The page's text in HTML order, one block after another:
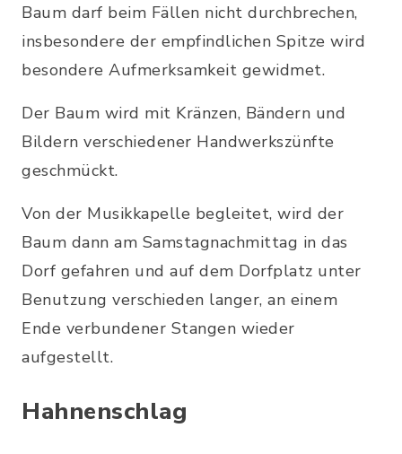
Baum darf beim Fällen nicht durchbrechen,
insbesondere der empfindlichen Spitze wird
besondere Aufmerksamkeit gewidmet.
Der Baum wird mit Kränzen, Bändern und
Bildern verschiedener Handwerkszünfte
geschmückt.
Von der Musikkapelle begleitet, wird der
Baum dann am Samstagnachmittag in das
Dorf gefahren und auf dem Dorfplatz unter
Benutzung verschieden langer, an einem
Ende verbundener Stangen wieder
aufgestellt.
Hahnenschlag